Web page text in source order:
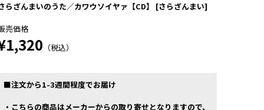
らざんまいのうた／カワウソイヤァ【CD】 [さらざんまい]
売価格
（税込）
■注文から1-3週間程度でお届け
・こちらの商品はメーカーからの取り寄せとなりますので、